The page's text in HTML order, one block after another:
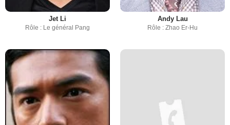
Jet Li
Rôle : Le général Pang
Andy Lau
Rôle : Zhao Er-Hu